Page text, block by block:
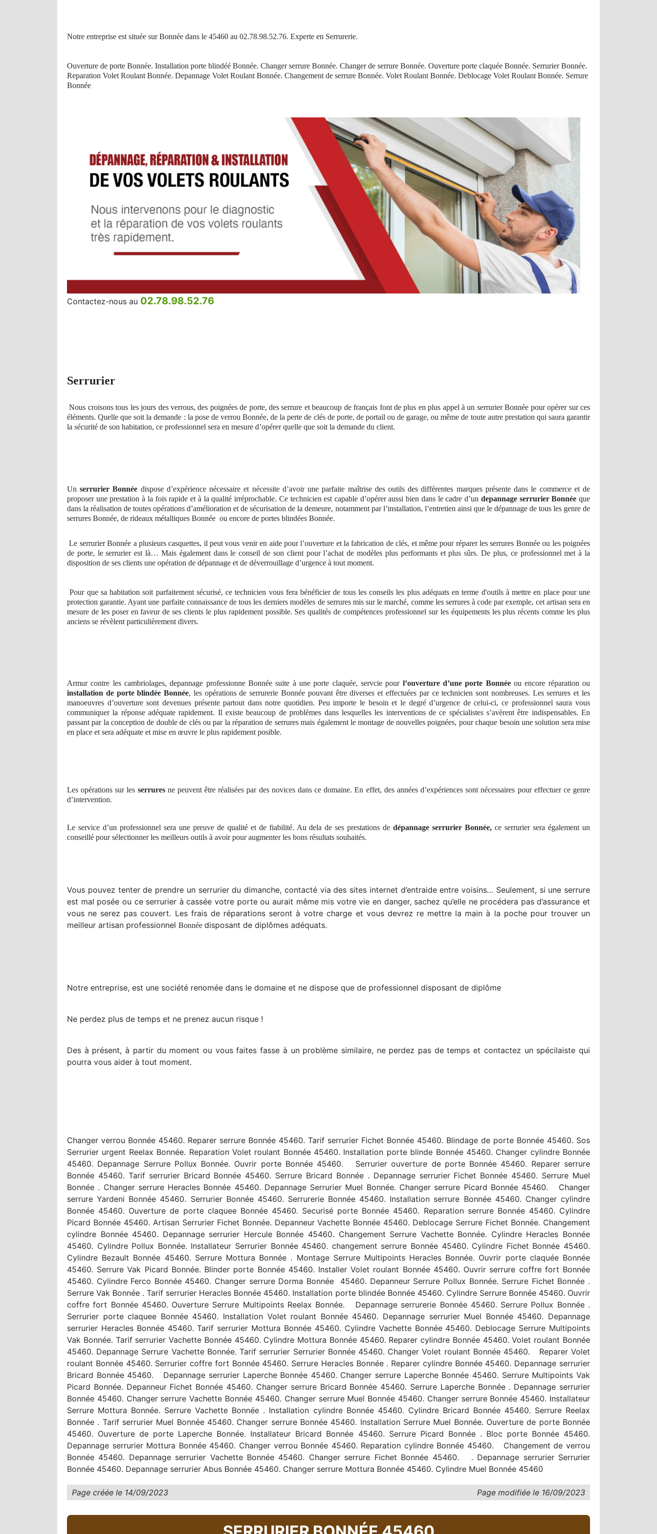
Notre entreprise est située sur Bonnée dans le 45460 au 02.78.98.52.76. Experte en Serrurerie.
Ouverture de porte Bonnée. Installation porte blindéé Bonnée. Changer serrure Bonnée. Changer de serrure Bonnée. Ouverture porte claquée Bonnée. Serrurier Bonnée.
Reparation Volet Roulant Bonnée. Depannage Volet Roulant Bonnée. Changement de serrure Bonnée. Volet Roulant Bonnée. Deblocage Volet Roulant Bonnée. Serrure
Bonnée
Contactez-nous au 02.78.98.52.76
Serrurier
Nous croisons tous les jours des verrous, des poignées de porte, des serrure et beaucoup de français font de plus en plus appel à un serrurier Bonnée pour opérer sur ces
éléments. Quelle que soit la demande : la pose de verrou Bonnée, de la perte de clés de porte, de portail ou de garage, ou même de toute autre prestation qui saura garantir
la sécurité de son habitation, ce professionnel sera en mesure d’opérer quelle que soit la demande du client.
Unserrurier Bonnée dispose d’expérience nécessaire et nécessite d’avoir une parfaite maîtrise des outils des différentes marques présente dans le commerce et de
proposer une prestation à la fois rapide et à la qualité irréprochable. Ce technicien est capable d’opérer aussi bien dans le cadre d’un depannage serrurier Bonnée que
dans la réalisation de toutes opérations d’amélioration et de sécurisation de la demeure, notamment par l’installation, l’entretien ainsi que le dépannage de tous les genre de
serrures Bonnée, de rideaux métalliques Bonnée ou encore de portes blindées Bonnée.
Le serrurier Bonnée a plusieurs casquettes, il peut vous venir en aide pour l’ouverture et la fabrication de clés, et même pour réparer les serrures Bonnée ou les poignées
de porte, le serrurier est là… Mais également dans le conseil de son client pour l’achat de modèles plus performants et plus sûrs. De plus, ce professionnel met à la
disposition de ses clients une opération de dépannage et de déverrouillage d’urgence à tout moment.
Pour que sa habitation soit parfaitement sécurisé, ce technicien vous fera bénéficier de tous les conseils les plus adéquats en terme d'outils à mettre en place pour une
protection garantie. Ayant une parfaite connaissance de tous les derniers modèles de serrures mis sur le marché, comme les serrures à code par exemple, cet artisan sera en
mesure de les poser en faveur de ses clients le plus rapidement possible. Ses qualités de compétences professionnel sur les équipements les plus récents comme les plus
anciens se révèlent particulièrement divers.
Armur contre les cambriolages, depannage professionne Bonnée suite à une porte claquée, servcie pour l’ouverture d’une porte Bonnéeou encore réparation ou
installation de porte blindée Bonnée, les opérations de serrurerie Bonnée pouvant être diverses et effectuées par ce technicien sont nombreuses. Les serrures et les
manoeuvres d’ouverture sont devenues présente partout dans notre quotidien. Peu importe le besoin et le degré d’urgence de celui-ci, ce professionnel saura vous
communiquer la réponse adéquate rapidement. Il existe beaucoup de problèmes dans lesquelles les interventions de ce spécialistes s’avèrent être indispensables. En
passant par la conception de double de clés ou par la réparation de serrures mais également le montage de nouvelles poignées, pour chaque besoin une solution sera mise
en place et sera adéquate et mise en œuvre le plus rapidement posible.
Les opérations sur les serruresne peuvent être réalisées par des novices dans ce domaine. En effet, des années d’expériences sont nécessaires pour effectuer ce genre
d’intervention.
Le service d’un professionnel sera une preuve de qualité et de fiabilité. Au dela de ses prestations dedépannage serrurier Bonnée, ce serrurier sera également un
conseillé pour sélectionner les meilleurs outils à avoir pour augmenter les bons résultats souhaités.
Vous pouvez tenter de prendre un serrurier du dimanche, contacté via des sites internet d’entraide entre voisins… Seulement, si une serrure
est mal posée ou ce serrurier à cassée votre porte ou aurait même mis votre vie en danger, sachez qu’elle ne procédera pas d’assurance et
vous ne serez pas couvert. Les frais de réparations seront à votre charge et vous devrez re mettre la main à la poche pour trouver un
meilleur artisan professionnel Bonnée disposant de diplômes adéquats.
Notre entreprise, est une société renomée dans le domaine et ne dispose que de professionnel disposant de diplôme
Ne perdez plus de temps et ne prenez aucun risque !
Des à présent, à partir du moment ou vous faites fasse à un problème similaire, ne perdez pas de temps et contactez un spécilaiste qui
pourra vous aider à tout moment.
Changer verrou Bonnée 45460. Reparer serrure Bonnée 45460. Tarif serrurier Fichet Bonnée 45460. Blindage de porte Bonnée 45460. Sos
Serrurier urgent Reelax Bonnée. Reparation Volet roulant Bonnée 45460. Installation porte blinde Bonnée 45460. Changer cylindre Bonnée
45460. Depannage Serrure Pollux Bonnée. Ouvrir porte Bonnée 45460. Serrurier ouverture de porte Bonnée 45460. Reparer serrure
Bonnée 45460. Tarif serrurier Bricard Bonnée 45460. Serrure Bricard Bonnée . Depannage serrurier Fichet Bonnée 45460. Serrure Muel
Bonnée . Changer serrure Heracles Bonnée 45460. Depannage Serrurier Muel Bonnée. Changer serrure Picard Bonnée 45460. Changer
serrure Yardeni Bonnée 45460. Serrurier Bonnée 45460. Serrurerie Bonnée 45460. Installation serrure Bonnée 45460. Changer cylindre
Bonnée 45460. Ouverture de porte claquee Bonnée 45460. Securisé porte Bonnée 45460. Reparation serrure Bonnée 45460. Cylindre
Picard Bonnée 45460. Artisan Serrurier Fichet Bonnée. Depanneur Vachette Bonnée 45460. Deblocage Serrure Fichet Bonnée. Changement
cylindre Bonnée 45460. Depannage serrurier Hercule Bonnée 45460. Changement Serrure Vachette Bonnée. Cylindre Heracles Bonnée
45460. Cylindre Pollux Bonnée. Installateur Serrurier Bonnée 45460. changement serrure Bonnée 45460. Cylindre Fichet Bonnée 45460.
Cylindre Bezault Bonnée 45460. Serrure Mottura Bonnée . Montage Serrure Multipoints Heracles Bonnée. Ouvrir porte claquée Bonnée
45460. Serrure Vak Picard Bonnée. Blinder porte Bonnée 45460. Installer Volet roulant Bonnée 45460. Ouvrir serrure coffre fort Bonnée
45460. Cylindre Ferco Bonnée 45460. Changer serrure Dorma Bonnée 45460. Depanneur Serrure Pollux Bonnée. Serrure Fichet Bonnée .
Serrure Vak Bonnée . Tarif serrurier Heracles Bonnée 45460. Installation porte blindée Bonnée 45460. Cylindre Serrure Bonnée 45460. Ouvrir
coffre fort Bonnée 45460. Ouverture Serrure Multipoints Reelax Bonnée. Depannage serrurerie Bonnée 45460. Serrure Pollux Bonnée .
Serrurier porte claquee Bonnée 45460. Installation Volet roulant Bonnée 45460. Depannage serrurier Muel Bonnée 45460. Depannage
serrurier Heracles Bonnée 45460. Tarif serrurier Mottura Bonnée 45460. Cylindre Vachette Bonnée 45460. Deblocage Serrure Multipoints
Vak Bonnée. Tarif serrurier Vachette Bonnée 45460. Cylindre Mottura Bonnée 45460. Reparer cylindre Bonnée 45460. Volet roulant Bonnée
45460. Depannage Serrure Vachette Bonnée. Tarif serrurier Serrurier Bonnée 45460. Changer Volet roulant Bonnée 45460. Reparer Volet
roulant Bonnée 45460. Serrurier coffre fort Bonnée 45460. Serrure Heracles Bonnée . Reparer cylindre Bonnée 45460. Depannage serrurier
Bricard Bonnée 45460. Depannage serrurier Laperche Bonnée 45460. Changer serrure Laperche Bonnée 45460. Serrure Multipoints Vak
Picard Bonnée. Depanneur Fichet Bonnée 45460. Changer serrure Bricard Bonnée 45460. Serrure Laperche Bonnée . Depannage serrurier
Bonnée 45460. Changer serrure Vachette Bonnée 45460. Changer serrure Muel Bonnée 45460. Changer serrure Bonnée 45460. Installateur
Serrure Mottura Bonnée. Serrure Vachette Bonnée . Installation cylindre Bonnée 45460. Cylindre Bricard Bonnée 45460. Serrure Reelax
Bonnée . Tarif serrurier Muel Bonnée 45460. Changer serrure Bonnée 45460. Installation Serrure Muel Bonnée. Ouverture de porte Bonnée
45460. Ouverture de porte Laperche Bonnée. Installateur Bricard Bonnée 45460. Serrure Picard Bonnée . Bloc porte Bonnée 45460.
Depannage serrurier Mottura Bonnée 45460. Changer verrou Bonnée 45460. Reparation cylindre Bonnée 45460. Changement de verrou
Bonnée 45460. Depannage serrurier Vachette Bonnée 45460. Changer serrure Fichet Bonnée 45460. . Depannage serrurier Serrurier
Bonnée 45460. Depannage serrurier Abus Bonnée 45460. Changer serrure Mottura Bonnée 45460. Cylindre Muel Bonnée 45460
Page créée le 14/09/2023 Page modifiée le 16/09/2023